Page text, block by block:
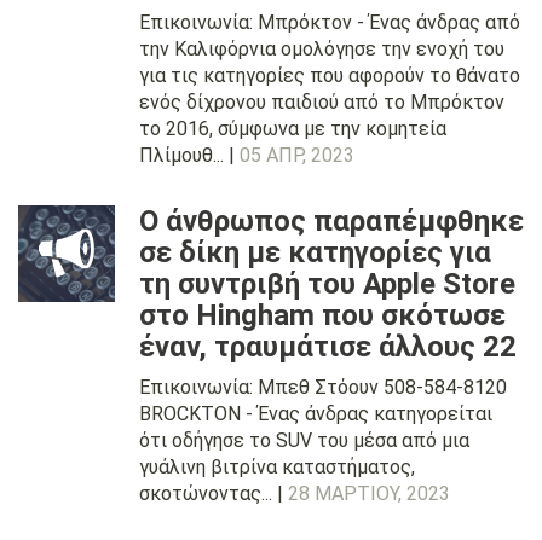
Επικοινωνία: Μπρόκτον - Ένας άνδρας από
την Καλιφόρνια ομολόγησε την ενοχή του
για τις κατηγορίες που αφορούν το θάνατο
ενός δίχρονου παιδιού από το Μπρόκτον
το 2016, σύμφωνα με την κομητεία
Πλίμουθ... | 05 ΑΠΡ, 2023
Ο άνθρωπος παραπέμφθηκε
σε δίκη με κατηγορίες για
τη συντριβή του Apple Store
στο Hingham που σκότωσε
έναν, τραυμάτισε άλλους 22
Επικοινωνία: Μπεθ Στόουν 508-584-8120
BROCKTON - Ένας άνδρας κατηγορείται
ότι οδήγησε το SUV του μέσα από μια
γυάλινη βιτρίνα καταστήματος,
σκοτώνοντας... | 28 ΜΑΡΤΊΟΥ, 2023